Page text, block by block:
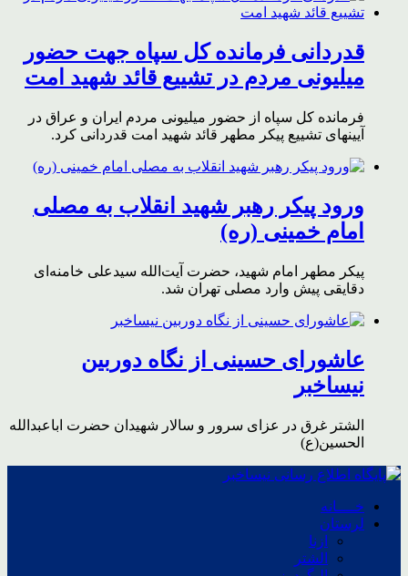
قدردانی فرمانده کل سپاه جهت حضور
میلیونی مردم در تشییع قائد شهید امت
فرمانده کل سپاه از حضور میلیونی مردم ایران و عراق در
آیینهای تشییع پیکر مطهر قائد شهید امت قدردانی کرد.
ورود پیکر رهبر شهید انقلاب به مصلی
امام خمینی (ره)
پیکر مطهر امام شهید،‌ حضرت آیت‌الله سیدعلی خامنه‌ای
دقایقی پیش وارد مصلی تهران شد.
عاشورای حسینی از نگاه دوربین
نیساخبر
الشتر غرق در عزای سرور و سالار شهیدان حضرت اباعبدالله
الحسین(ع)
خــــانه
لرستان
ازنا
الشتر